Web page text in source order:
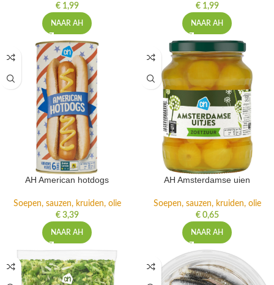
€1,99
NAAR AH
€1,99
NAAR AH
AH American hotdogs
Soepen, sauzen, kruiden, olie
€3,39
NAAR AH
AH Amsterdamse uien
Soepen, sauzen, kruiden, olie
€0,65
NAAR AH